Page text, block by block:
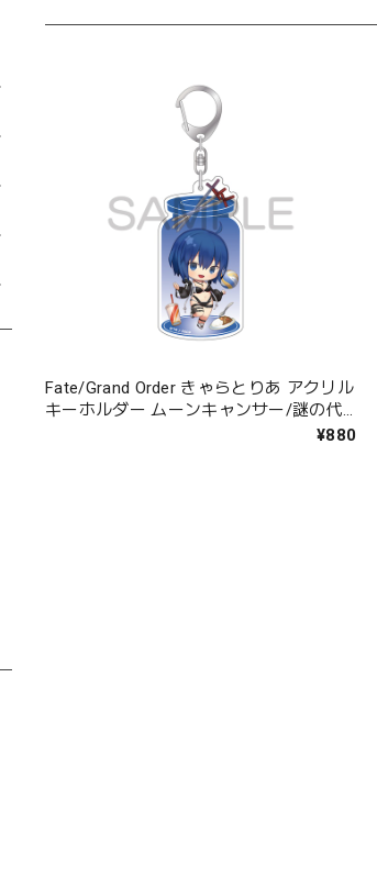
Fate/Grand Order きゃらとりあ アクリル
キーホルダー ムーンキャンサー/謎の代
¥880